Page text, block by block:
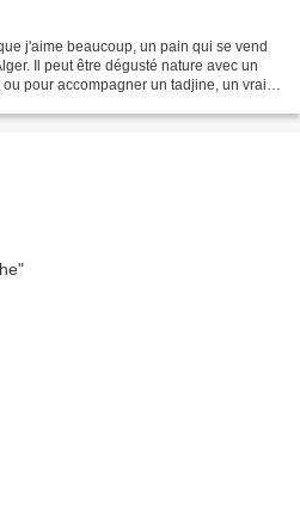
j'aime beaucoup, un pain qui se vend
Il peut être dégusté nature avec un
pour accompagner un tadjine, un vrai